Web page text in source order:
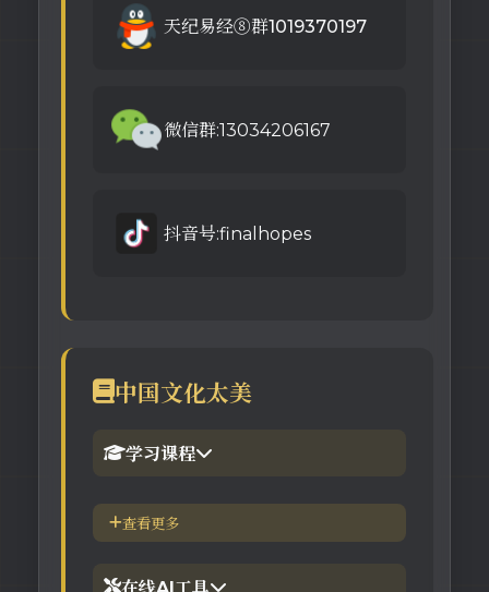
天纪易经⑧群1019370197
微信群:13034206167
抖音号:finalhopes
中国文化太美
学习课程
1.倪海厦官网备份版
查看更多